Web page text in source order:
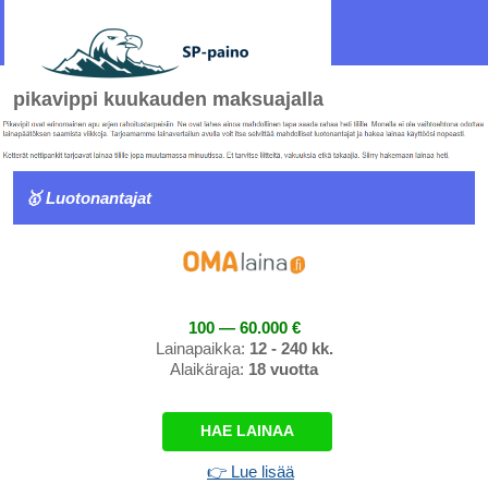
pikavippi kuukauden maksuajalla
🥇 Luotonantajat
100 — 60.000 €
Lainapaikka: 12 - 240 kk.
Alaikäraja: 18 vuotta
HAE LAINAA
👉 Lue lisää